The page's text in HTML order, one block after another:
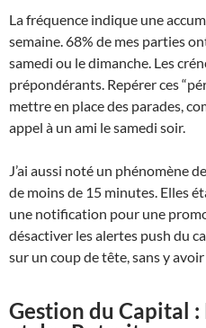
La fréquence indique une
semaine. 68% de mes parties
samedi ou le dimanche. Les
prépondérants. Repérer ces
mettre en place des parades,
appel à un ami le samedi soir.
J’ai aussi noté un phénomène
de moins de 15 minutes. Elles
une notification pour une
désactiver les alertes push du
sur un coup de tête, sans y
Gestion du Capital